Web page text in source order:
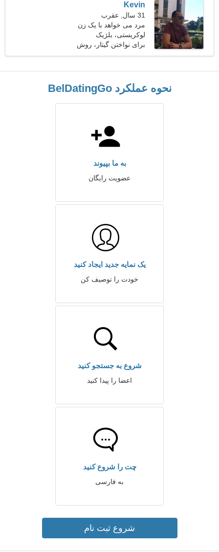
Kevin
31 سال, عقرب
مرد می خواهد با یک زن
ملاقات کند
لوکریستی، بلژیک
برای نواختن گیتار، روش
نحوه عملکرد BelDatingGo
به ما بپیوند
عضویت رایگان
یک نمایه جدید ایجاد کنید
خودت را توصیف کن
شروع به جستجو کنید
اعضا را پیدا کنید
چت را شروع کنید
به فارسی
شروع ثبت نام